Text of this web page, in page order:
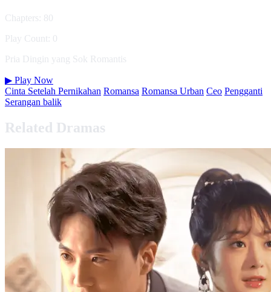
Chapters: 80
Play Count: 0
Pria Dingin yang Sok Romantis
▶ Play Now
Cinta Setelah Pernikahan Romansa Romansa Urban Ceo Pengganti
Serangan balik
Related Dramas